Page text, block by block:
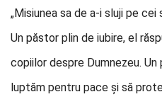
„Misiunea sa de a-i sluji pe
Un păstor plin de iubire, el
copiilor despre Dumnezeu.
luptăm pentru pace și să